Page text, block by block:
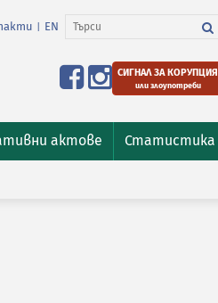
EN
СИГНАЛ ЗА КОРУПЦИЯ
или злоупотреби
актове Статистика